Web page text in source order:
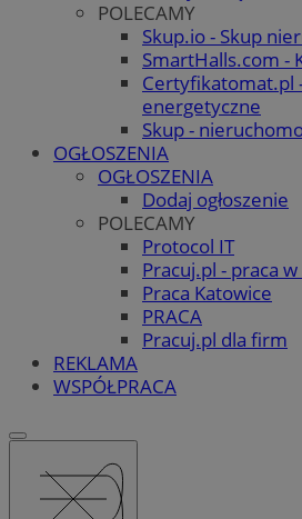
POLECAMY
Skup.io - Skup
SmartHalls.com -
Certyfikatomat.pl
energetyczne
Skup -
OGŁOSZENIA
OGŁOSZENIA
Dodaj ogłoszenie
POLECAMY
Protocol IT
Pracuj.pl - praca
Praca Katowice
PRACA
Pracuj.pl dla firm
REKLAMA
WSPÓŁPRACA